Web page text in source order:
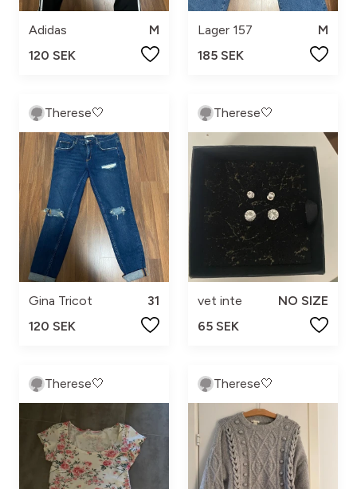
Adidas
M
120 SEK
Lager 157
M
185 SEK
Therese🤍
Gina Tricot
31
120 SEK
Therese🤍
vet inte
NO SIZE
65 SEK
Therese🤍 Therese🤍